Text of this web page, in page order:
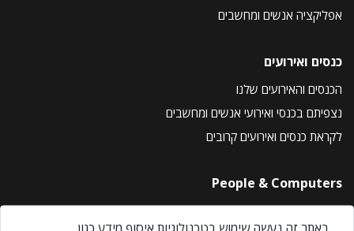
אפליקציה אנשים ומחשבים
כנסים ואירועים
הכנסים והאירועים שלנו
נצפיתם בכנסי ואירועי אנשים ומחשבים
לקראת כנסים ואירועים קרובים
People & Computers
About Us